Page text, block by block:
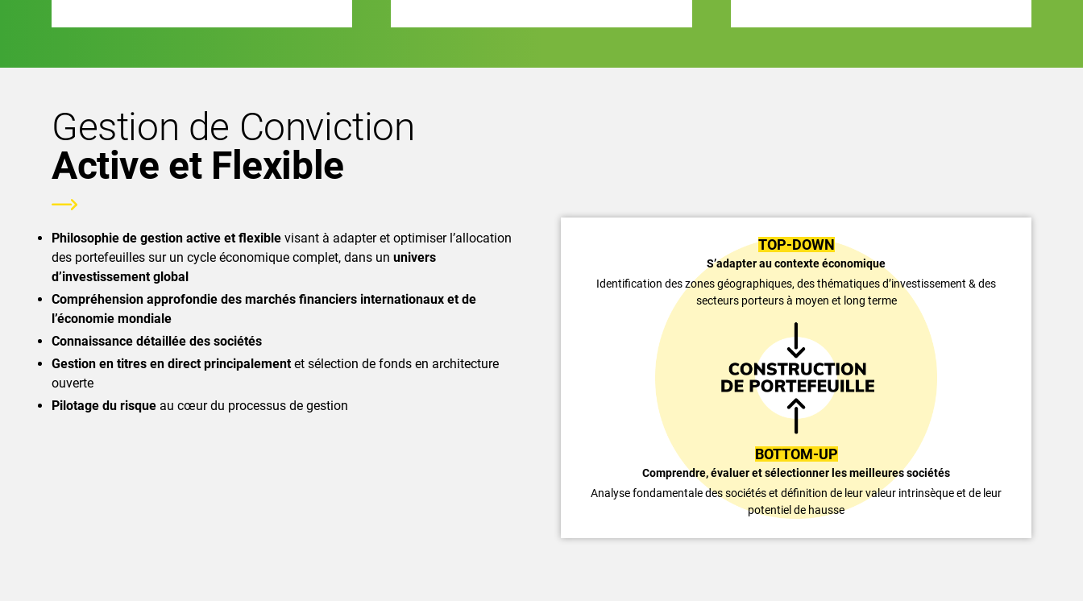
Gestion de Conviction
Active et Flexible
Philosophie de gestion active et flexible visant à adapter et optimiser l’allocation
des portefeuilles sur un cycle économique complet, dans un univers
d’investissement global
Compréhension approfondie des marchés financiers internationaux et de
l’économie mondiale
Connaissance détaillée des sociétés
Gestion en titres en direct principalementet sélection de fonds en architecture
ouverte
Pilotage du risque au cœur du processus de gestion
TOP-DOWN
S’adapter au contexte économique
Identification des zones géographiques, des thématiques d’investissement & des
secteurs porteurs à moyen et long terme
BOTTOM-UP
Comprendre, évaluer et sélectionner les meilleures sociétés
Analyse fondamentale des sociétés et définition de leur valeur intrinsèque et de leur
potentiel de hausse